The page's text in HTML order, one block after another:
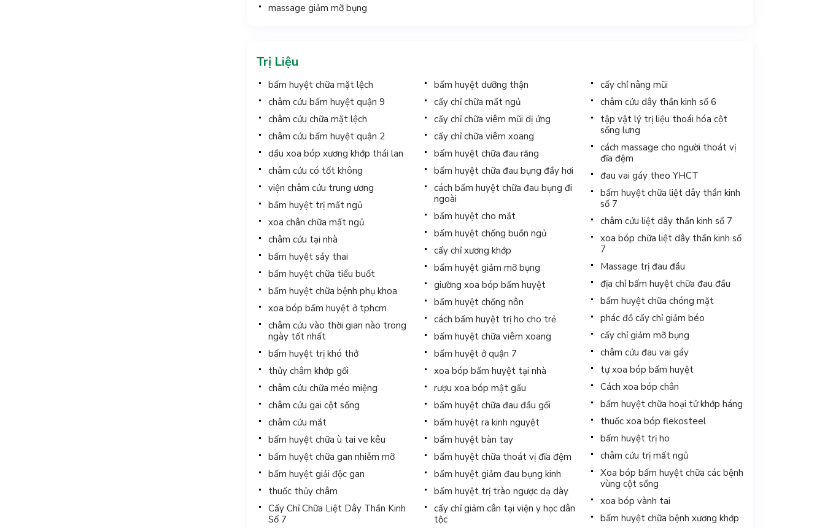
massage giảm mỡ bụng
Trị Liệu
bấm huyệt chữa mặt lệch
châm cứu bấm huyệt quận 9
châm cứu chữa mặt lệch
châm cứu bấm huyệt quận 2
dầu xoa bóp xương khớp thái lan
châm cứu có tốt không
viện châm cứu trung ương
bấm huyệt trị mất ngủ
xoa chân chữa mất ngủ
châm cứu tại nhà
bấm huyệt sảy thai
bấm huyệt chữa tiểu buốt
bấm huyệt chữa bệnh phụ khoa
xoa bóp bấm huyệt ở tphcm
châm cứu vào thời gian nào trong
ngày tốt nhất
bấm huyệt trị khó thở
thủy châm khớp gối
châm cứu chữa méo miệng
châm cứu gai cột sống
châm cứu mắt
bấm huyệt chữa ù tai ve kêu
bấm huyệt chữa gan nhiễm mỡ
bấm huyệt giải độc gan
thuốc thủy châm
Cấy Chỉ Chữa Liệt Dây Thần Kinh
Số 7
bấm huyệt dưỡng thận
cấy chỉ chữa mất ngủ
cấy chỉ chữa viêm mũi dị ứng
cấy chỉ chữa viêm xoang
bấm huyệt chữa đau răng
bấm huyệt chữa đau bụng đầy hơi
cách bấm huyệt chữa đau bụng đi
ngoài
bấm huyệt cho mắt
bấm huyệt chống buồn ngủ
cấy chỉ xương khớp
bấm huyệt giảm mỡ bụng
giường xoa bóp bấm huyệt
bấm huyệt chống nôn
cách bấm huyệt trị ho cho trẻ
bấm huyệt chữa viêm xoang
bấm huyệt ở quận 7
xoa bóp bấm huyệt tại nhà
rượu xoa bóp mật gấu
bấm huyệt chữa đau đầu gối
bấm huyệt ra kinh nguyệt
bấm huyệt bàn tay
bấm huyệt chữa thoát vị đĩa đệm
bấm huyệt giảm đau bụng kinh
bấm huyệt trị trào ngược dạ dày
cấy chỉ giảm cân tại viện y học dân
tộc
cấy chỉ nâng mũi
châm cứu dây thần kinh số 6
tập vật lý trị liệu thoái hóa cột
sống lưng
cách massage cho người thoát vị
đĩa đệm
đau vai gáy theo YHCT
bấm huyệt chữa liệt dây thần kinh
số 7
châm cứu liệt dây thần kinh số 7
xoa bóp chữa liệt dây thần kinh số
7
Massage trị đau đầu
địa chỉ bấm huyệt chữa đau đầu
bấm huyệt chữa chóng mặt
phác đồ cấy chỉ giảm béo
cấy chỉ giảm mỡ bụng
châm cứu đau vai gáy
tự xoa bóp bấm huyệt
Cách xoa bóp chân
bấm huyệt chữa hoại tử khớp háng
thuốc xoa bóp flekosteel
bấm huyệt trị ho
châm cứu trị mất ngủ
Xoa bóp bấm huyệt chữa các bệnh
vùng cột sống
xoa bóp vành tai
bấm huyệt chữa bệnh xương khớp